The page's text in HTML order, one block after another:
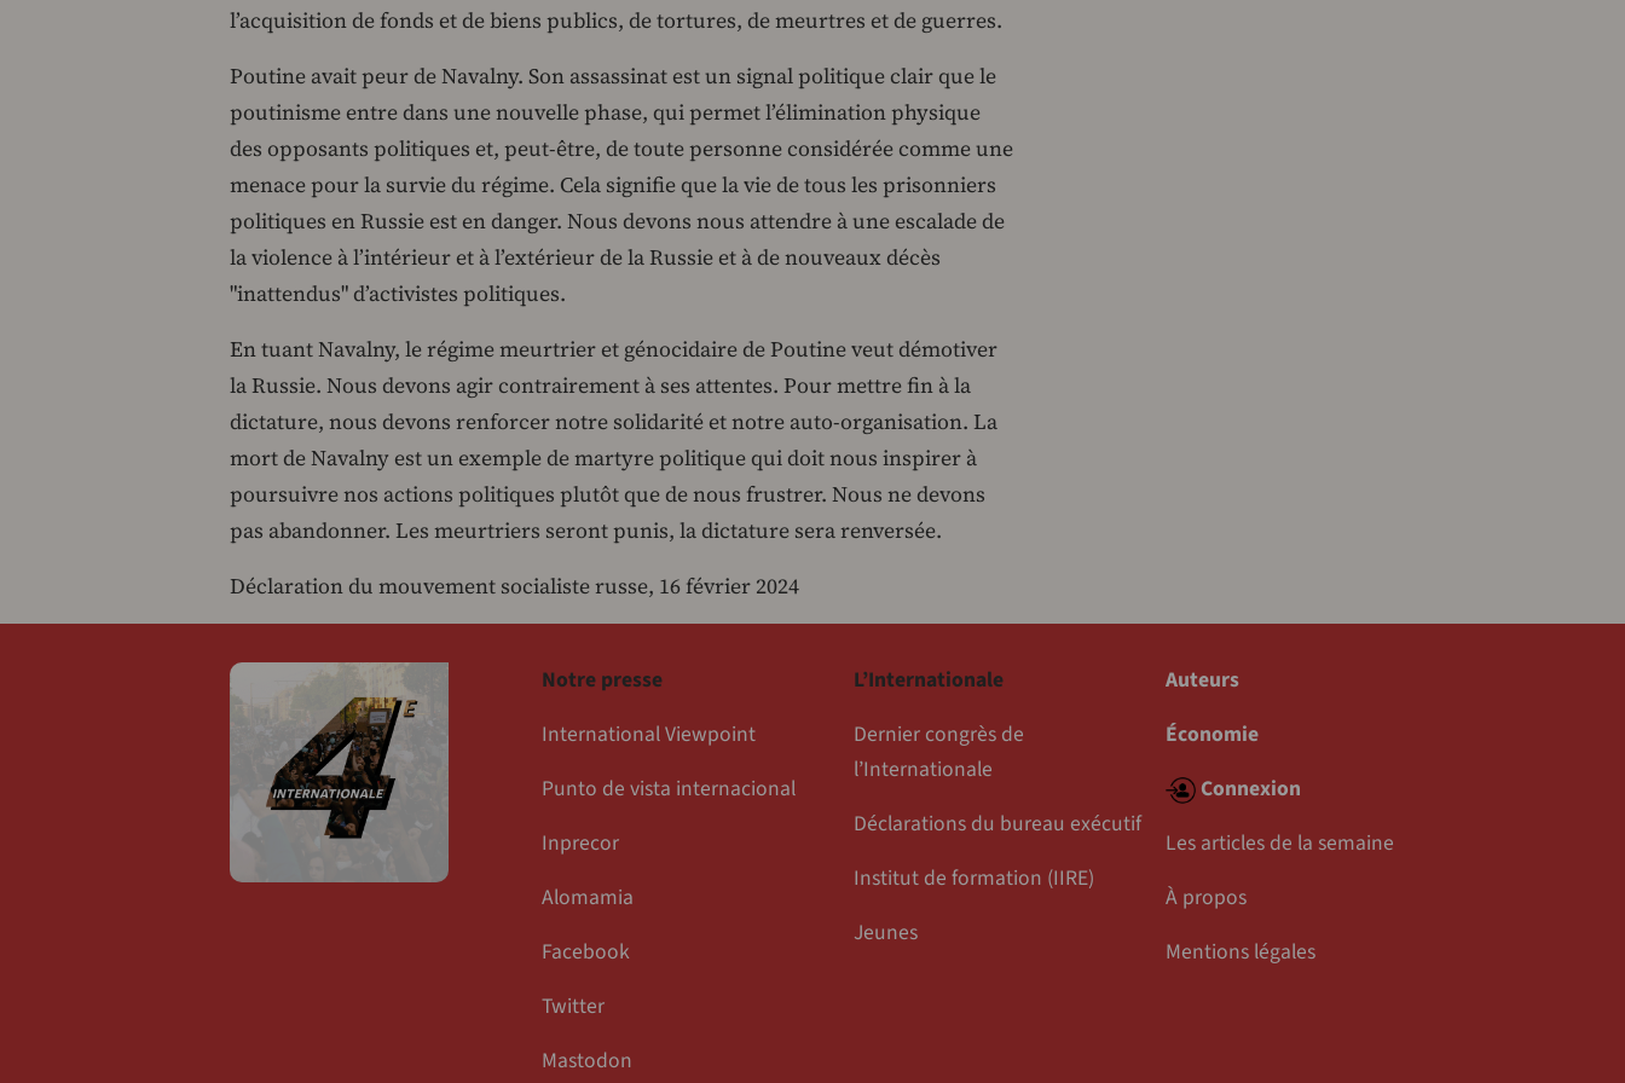
l’acquisition de fonds et de biens publics, de tortures, de meurtres et de guerres.
Poutine avait peur de Navalny. Son assassinat est un signal politique clair que le
poutinisme entre dans une nouvelle phase, qui permet l’élimination physique
des opposants politiques et, peut-être, de toute personne considérée comme une
menace pour la survie du régime. Cela signifie que la vie de tous les prisonniers
politiques en Russie est en danger. Nous devons nous attendre à une escalade de
la violence à l’intérieur et à l’extérieur de la Russie et à de nouveaux décès
"inattendus" d’activistes politiques.
En tuant Navalny, le régime meurtrier et génocidaire de Poutine veut démotiver
la Russie. Nous devons agir contrairement à ses attentes. Pour mettre fin à la
dictature, nous devons renforcer notre solidarité et notre auto-organisation. La
mort de Navalny est un exemple de martyre politique qui doit nous inspirer à
poursuivre nos actions politiques plutôt que de nous frustrer. Nous ne devons
pas abandonner. Les meurtriers seront punis, la dictature sera renversée.
Déclaration du mouvement socialiste russe, 16 février 2024
Notre presse
International Viewpoint
Punto de vista internacional
Inprecor
Alomamia
Facebook
Twitter
Mastodon
L’Internationale
Dernier congrès de
l’Internationale
Déclarations du bureau exécutif
Institut de formation (IIRE)
Jeunes
Auteurs
Économie
Connexion
Les articles de la semaine
À propos
Mentions légales